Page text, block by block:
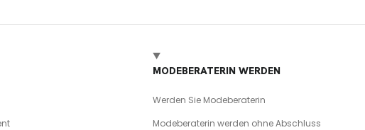
MODEBERATERIN WERDEN
Werden Sie Modeberaterin
Modeberaterin werden ohne Abschluss